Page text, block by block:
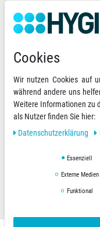
Ihre
Versandoptionen
Copyright ©
Cookies
Wir nutzen Cookies auf
während andere uns
Weitere Informationen zu
als Nutzer finden Sie hier:
Daten­schutz­erklärung
Essenziell
Externe Medien
Funktional